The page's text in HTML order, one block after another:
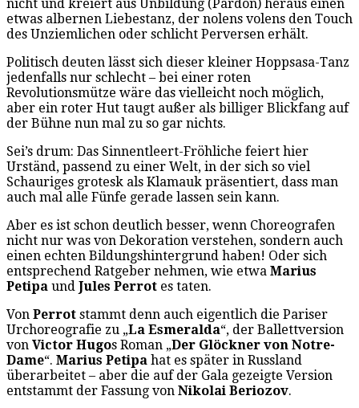
nicht und kreiert aus Unbildung (Pardon) heraus einen
etwas albernen Liebestanz, der nolens volens den Touch
des Unziemlichen oder schlicht Perversen erhält.
Politisch deuten lässt sich dieser kleiner Hoppsasa-Tanz
jedenfalls nur schlecht – bei einer roten
Revolutionsmütze wäre das vielleicht noch möglich,
aber ein roter Hut taugt außer als billiger Blickfang auf
der Bühne nun mal zu so gar nichts.
Sei’s drum: Das Sinnentleert-Fröhliche feiert hier
Urständ, passend zu einer Welt, in der sich so viel
Schauriges grotesk als Klamauk präsentiert, dass man
auch mal alle Fünfe gerade lassen sein kann.
Aber es ist schon deutlich besser, wenn Choreografen
nicht nur was von Dekoration verstehen, sondern auch
einen echten Bildungshintergrund haben! Oder sich
entsprechend Ratgeber nehmen, wie etwa Marius
Petipa und Jules Perrot es taten.
Von Perrot stammt denn auch eigentlich die Pariser
Urchoreografie zu „La Esmeralda“, der Ballettversion
von Victor Hugos Roman „Der Glöckner von Notre-
Dame“. Marius Petipa hat es später in Russland
überarbeitet – aber die auf der Gala gezeigte Version
entstammt der Fassung von Nikolai Beriozov.